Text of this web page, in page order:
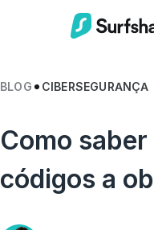
BLOG CIBERSEGURANÇA
Como
códigos a